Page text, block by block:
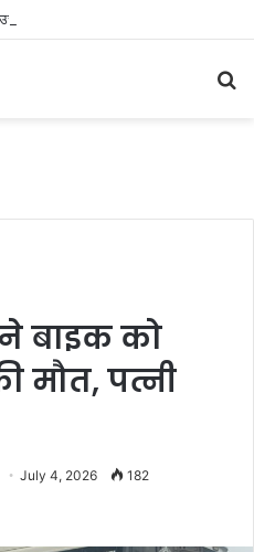
बाइक को
मौत, पत्नी
July 4, 2026 182